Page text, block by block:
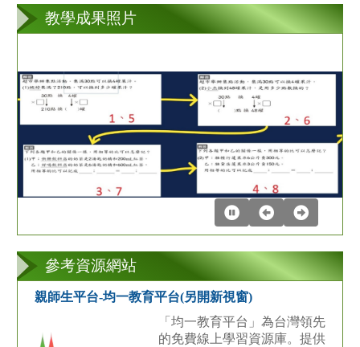
教學成果照片
張
參考資源網站
親師生平台-均一教育平台(另開新視窗)
「均一教育平台」為台灣領先
的免費線上學習資源庫。提供